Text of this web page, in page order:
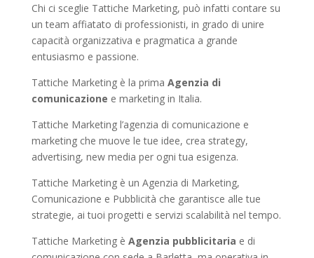
Chi ci sceglie Tattiche Marketing, può infatti contare su
un team affiatato di professionisti, in grado di unire
capacità organizzativa e pragmatica a grande
entusiasmo e passione.
Tattiche Marketing è la prima Agenzia di
comunicazione e marketing in Italia.
Tattiche Marketing l’agenzia di comunicazione e
marketing che muove le tue idee, crea strategy,
advertising, new media per ogni tua esigenza.
Tattiche Marketing è un Agenzia di Marketing,
Comunicazione e Pubblicità che garantisce alle tue
strategie, ai tuoi progetti e servizi scalabilità nel tempo.
Tattiche Marketing è Agenzia pubblicitaria e di